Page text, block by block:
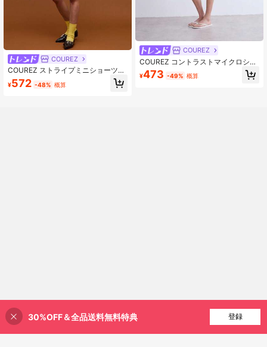
COUREZ
COUREZ ストライプミニショーツ、
レディース夏用ショーツ、ストリー
トカジュアル、Y2Kヴィンテージ
¥572 -48% 概算
COUREZ
COUREZ コントラストマイクロショ
ーツ、Y2Kストリートウェア、女性
用サマーボトムス、サマーショー
¥473 -49% 概算
40% 割引！ 買い物かごに追加
30%OFF＆全品送料無料特典 登録